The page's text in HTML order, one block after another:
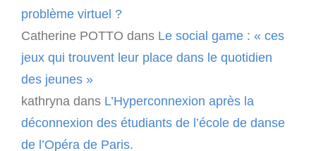
problème virtuel ?
Catherine POTTO dans Le social game : « ces
jeux qui trouvent leur place dans le quotidien
des jeunes »
kathryna dans L’Hyperconnexion après la
déconnexion des étudiants de l’école de danse
de l’Opéra de Paris.